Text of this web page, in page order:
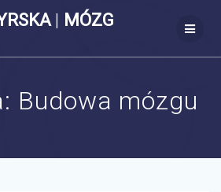
to | MÓZG
Budowa mózgu